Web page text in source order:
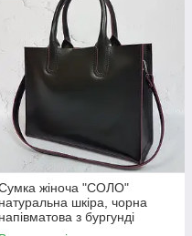
жіноча "СОЛО"
натуральна шкіра, чорна
напівматова з бургунді
виворотом